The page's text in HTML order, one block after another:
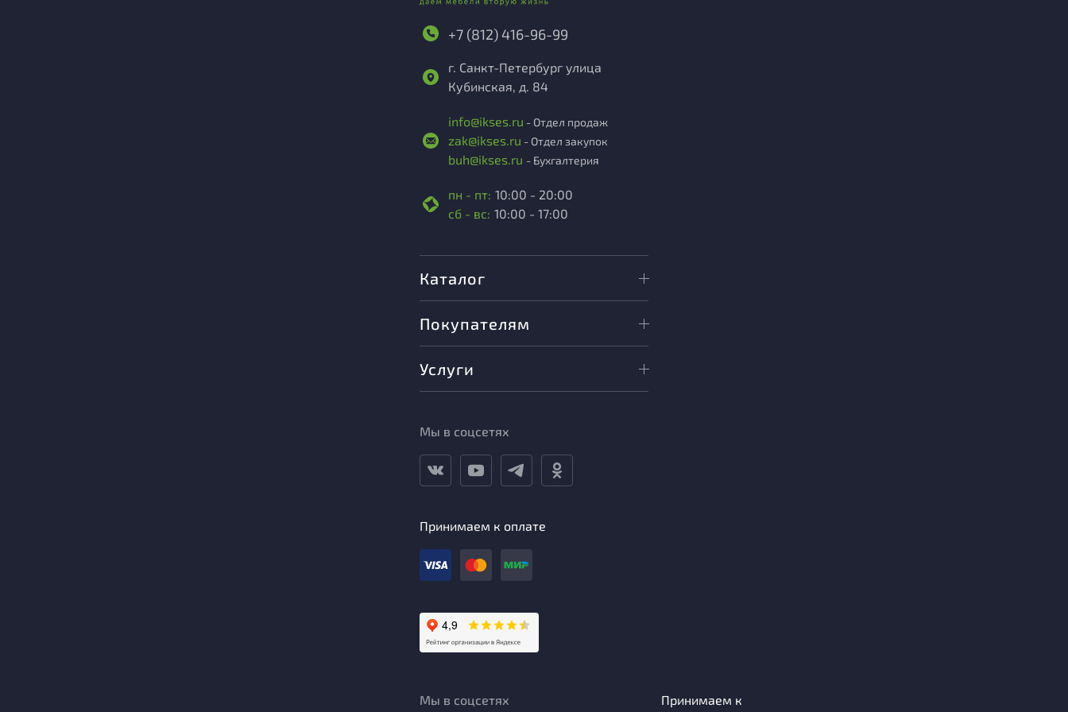
+7 (812) 416-96-99
г. Санкт-Петербург улица
Кубинская, д. 84
info@ikses.ru - Отдел продаж
zak@ikses.ru - Отдел закупок
buh@ikses.ru - Бухгалтерия
пн - пт: 10:00 - 20:00
сб - вс: 10:00 - 17:00
Каталог
Покупателям
Услуги
Мы в соцсетях
Принимаем к оплате
Мы в соцсетях
Принимаем к